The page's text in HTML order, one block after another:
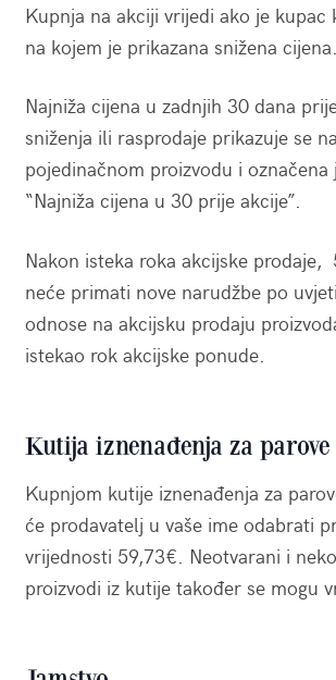
Kupnja na akciji vrijedi ako je kupac
na kojem je prikazana snižena cijena.
Najniža cijena u zadnjih 30 dana
sniženja ili rasprodaje prikazuje se na
pojedinačnom proizvodu i označena
“Najniža cijena u 30 prije akcije”.
Nakon isteka roka akcijske prodaje,
neće primati nove narudžbe po
odnose na akcijsku prodaju
istekao rok akcijske ponude.
Kutija iznenađenja za parove
Kupnjom kutije iznenađenja za
će prodavatelj u vaše ime odabrati
vrijednosti 59,73€. Neotvarani i
proizvodi iz kutije također se mogu